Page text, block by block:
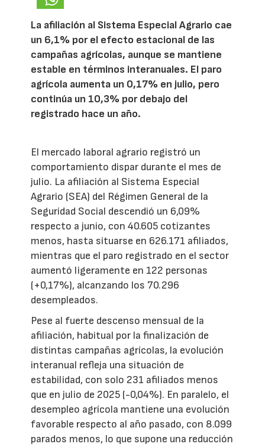
La afiliación al Sistema Especial Agrario cae
un 6,1% por el efecto estacional de las
campañas agrícolas, aunque se mantiene
estable en términos interanuales. El paro
agrícola aumenta un 0,17% en julio, pero
continúa un 10,3% por debajo del
registrado hace un año.
El mercado laboral agrario registró un
comportamiento dispar durante el mes de
julio. La afiliación al Sistema Especial
Agrario (SEA) del Régimen General de la
Seguridad Social descendió un 6,09%
respecto a junio, con 40.605 cotizantes
menos, hasta situarse en 626.171 afiliados,
mientras que el paro registrado en el sector
aumentó ligeramente en 122 personas
(+0,17%), alcanzando los 70.296
desempleados.
Pese al fuerte descenso mensual de la
afiliación, habitual por la finalización de
distintas campañas agrícolas, la evolución
interanual refleja una situación de
estabilidad, con solo 231 afiliados menos
que en julio de 2025 (-0,04%). En paralelo, el
desempleo agrícola mantiene una evolución
favorable respecto al año pasado, con 8.099
parados menos, lo que supone una reducción